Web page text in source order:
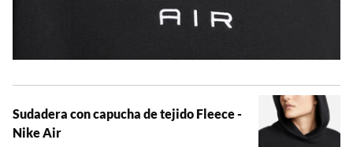
Sudadera con capucha de tejido Fleece -
Nike Air